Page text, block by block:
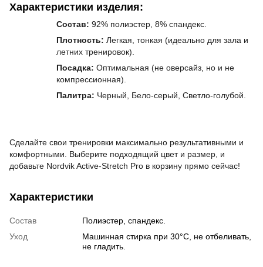
Характеристики изделия:
Состав: 92% полиэстер, 8% спандекс.
Плотность: Легкая, тонкая (идеально для зала и
летних тренировок).
Посадка: Оптимальная (не оверсайз, но и не
компрессионная).
Палитра: Черный, Бело-серый, Светло-голубой
Сделайте свои тренировки максимально результативными и
комфортными. Выберите подходящий цвет и размер, и
добавьте Nordvik Active-Stretch Pro в корзину прямо сейчас!
Характеристики
Состав
Полиэстер, спандекс.
Уход
Машинная стирка при 30°C, не отбеливать,
не гладить.